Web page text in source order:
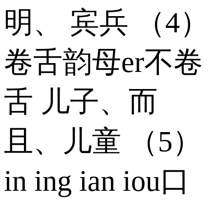
明、 宾兵 （4）
卷舌韵母er不卷
舌 儿子、而
且、儿童 （5）
in ing ian iou口